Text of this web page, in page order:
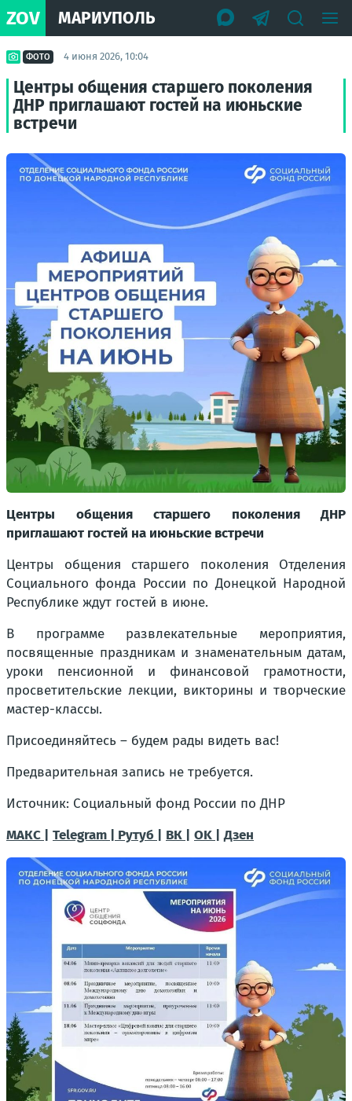
ZOV МАРИУПОЛЬ
ФОТО 4 июня 2026, 10:04
Центры общения старшего поколения
ДНР приглашают гостей на июньские
встречи
Центры общения старшего поколения ДНР
приглашают гостей на июньские встречи
Центры общения старшего поколения Отделения
Социального фонда России по Донецкой Народной
Республике ждут гостей в июне.
В программе развлекательные мероприятия,
посвященные праздникам и знаменательным датам,
уроки пенсионной и финансовой грамотности,
просветительские лекции, викторины и творческие
мастер-классы.
Присоединяйтесь – будем рады видеть вас!
Предварительная запись не требуется.
Источник: Социальный фонд России по ДНР
МАКС |
Telegram | Рутуб | ВК | OK | Дзен